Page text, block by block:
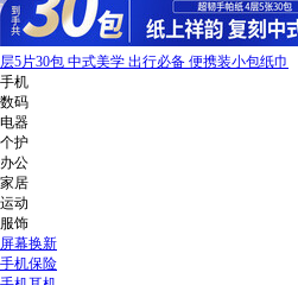
层5片30包 中式美学 出行必备 便携装小包纸巾
手机
数码
电器
个护
办公
家居
运动
服饰
屏幕换新
手机保险